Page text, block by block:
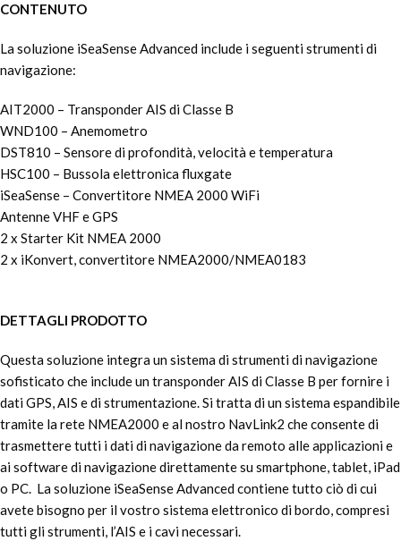
CONTENUTO
La soluzione iSeaSense Advanced include i seguenti strumenti di
navigazione:
AIT2000 – Transponder AIS di Classe B
WND100 – Anemometro
DST810 – Sensore di profondità, velocità e temperatura
HSC100 – Bussola elettronica fluxgate
iSeaSense – Convertitore NMEA 2000 WiFi
Antenne VHF e GPS
2 x Starter Kit NMEA 2000
2 x iKonvert, convertitore NMEA2000/NMEA0183
DETTAGLI PRODOTTO
Questa soluzione integra un sistema di strumenti di navigazione
sofisticato che include un transponder AIS di Classe B per fornire i
dati GPS, AIS e di strumentazione. Si tratta di un sistema espandibile
tramite la rete NMEA2000 e al nostro NavLink2 che consente di
trasmettere tutti i dati di navigazione da remoto alle applicazioni e
ai software di navigazione direttamente su smartphone, tablet, iPad
o PC. La soluzione iSeaSense Advanced contiene tutto ciò di cui
avete bisogno per il vostro sistema elettronico di bordo, compresi
tutti gli strumenti, l’AIS e i cavi necessari.